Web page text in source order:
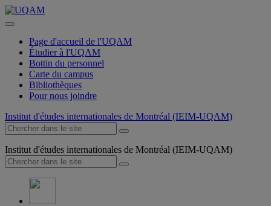
Page d'accueil de l'UQAM
Étudier à l'UQAM
Bottin du personnel
Carte du campus
Bibliothèques
Pour nous joindre
Institut d'études internationales de Montréal (IEIM-UQAM)
Institut d'études internationales de Montréal (IEIM-UQAM)